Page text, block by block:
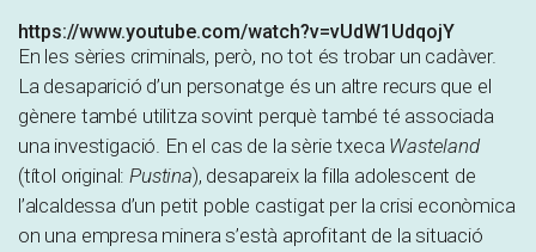
https://www.youtube.com/watch?v=vUdW1UdqojY
En les sèries criminals, però, no tot és trobar un cadàver.
La desaparició d’un personatge és un altre recurs que el
gènere també utilitza sovint perquè també té associada
una investigació. En el cas de la sèrie txeca Wasteland
(títol original:Pustina), desapareix la filla adolescent de
l’alcaldessa d’un petit poble castigat per la crisi econòmica
on una empresa minera s’està aprofitant de la situació